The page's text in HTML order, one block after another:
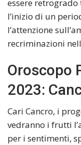
essere
l’inizio di un
l’attenzione
recriminazioni
Oroscopo
2023:
Cari Cancro, i
vedranno i frutti
per i sentimenti,